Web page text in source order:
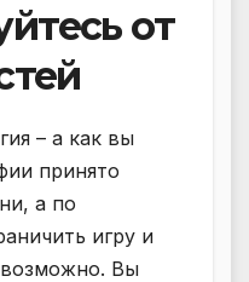
от
– а как вы
принято
а по
игру и
возможно. Вы